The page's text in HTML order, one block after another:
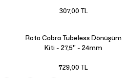
307,00 TL
Roto Cobra Tubeless Dönüşüm
Kiti - 27,5'' - 24mm
729,00 TL